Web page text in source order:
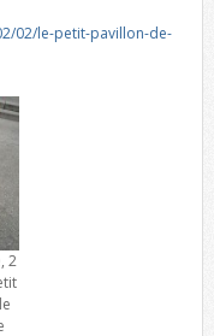
02/le-petit-pavillon-de-
2